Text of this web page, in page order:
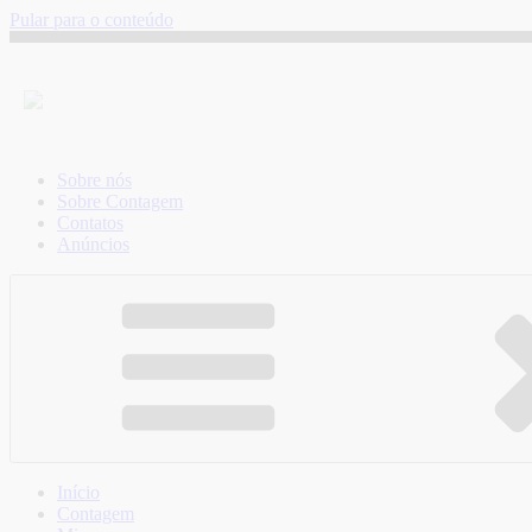
Pular para o conteúdo
Sobre nós
Sobre Contagem
Contatos
Anúncios
Início
Contagem